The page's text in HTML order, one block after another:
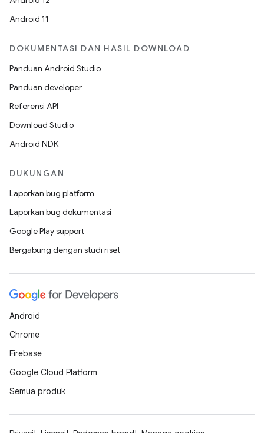
Android 11
DOKUMENTASI DAN HASIL DOWNLOAD
Panduan Android Studio
Panduan developer
Referensi API
Download Studio
Android NDK
DUKUNGAN
Laporkan bug platform
Laporkan bug dokumentasi
Google Play support
Bergabung dengan studi riset
Android
Chrome
Firebase
Google Cloud Platform
Semua produk